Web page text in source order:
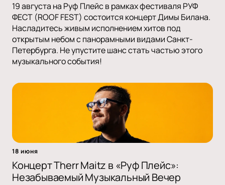
19 августа на Руф Плейс в рамках фестиваля РУФ
ФЕСТ (ROOF FEST) состоится концерт Димы Билана.
Насладитесь живым исполнением хитов под
открытым небом с панорамными видами Санкт-
Петербурга. Не упустите шанс стать частью этого
музыкального события!
18 июня
Концерт Therr Maitz в «Руф Плейс»:
Незабываемый Музыкальный Вечер